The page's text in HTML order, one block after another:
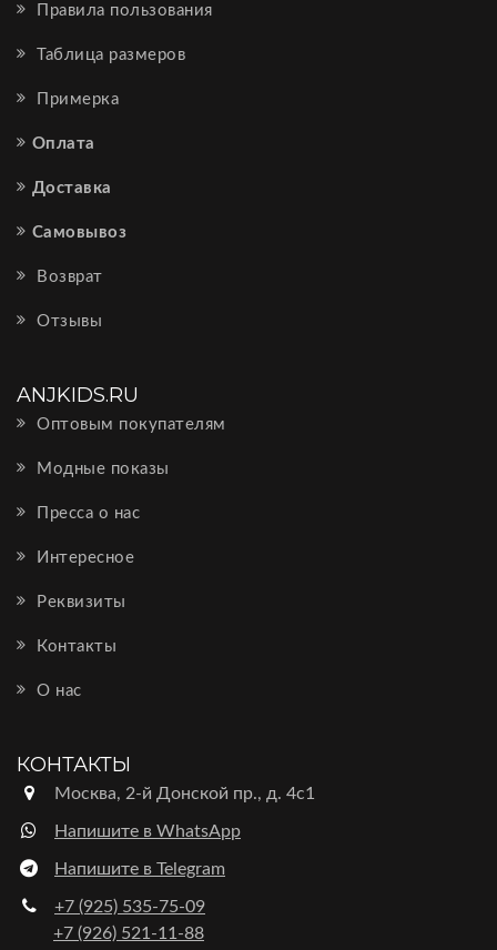
Правила пользования
Таблица размеров
Примерка
Оплата
Доставка
Самовывоз
Возврат
Отзывы
ANJKIDS.RU
Оптовым покупателям
Модные показы
Пресса о нас
Интересное
Реквизиты
Контакты
О нас
КОНТАКТЫ
Москва, 2-й Донской пр., д. 4с1
Напишите в WhatsApp
Напишите в Telegram
+7 (925) 535-75-09
+7 (926) 521-11-88